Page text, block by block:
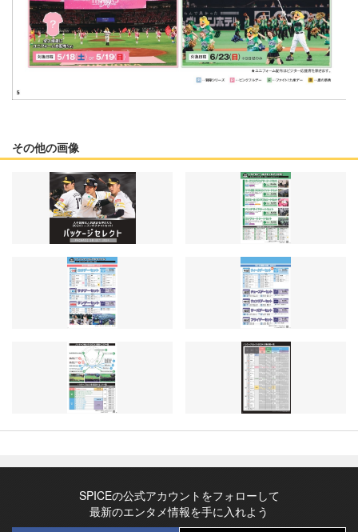
その他の画像
SPICEの公式アカウントをフォローして
最新のエンタメ情報を手に入れよう